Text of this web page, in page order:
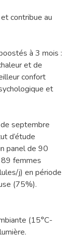
contribue au
à 3 mois :
et de
confort
et
septembre
d’étude
panel de 90
femmes
j) en période
(75%).
(15°C-